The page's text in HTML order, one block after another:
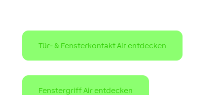
Tür- & Fensterkontakt Air entdecken
Fenstergriff Air entdecken